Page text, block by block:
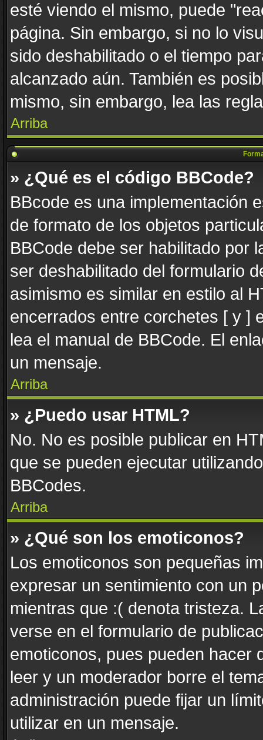
esté viendo el mismo, puede
página. Sin embargo, si no lo
sido deshabilitado o el tiempo
alcanzado aún. También es
mismo, sin embargo, lea las
Arriba
» ¿Qué es el código BBCode?
BBcode es una implementación
de formato de los objetos
BBCode debe ser habilitado por
ser deshabilitado del formulario
asimismo es similar en estilo al
encerrados entre corchetes [ y ]
lea el manual de BBCode. El
un mensaje.
Arriba
» ¿Puedo usar HTML?
No. No es posible publicar en
que se pueden ejecutar
BBCodes.
Arriba
» ¿Qué son los emoticonos?
Los emoticonos son pequeñas
expresar un sentimiento con un
mientras que :( denota tristeza.
verse en el formulario de
emoticonos, pues pueden hacer
leer y un moderador borre el
administración puede fijar un
utilizar en un mensaje.